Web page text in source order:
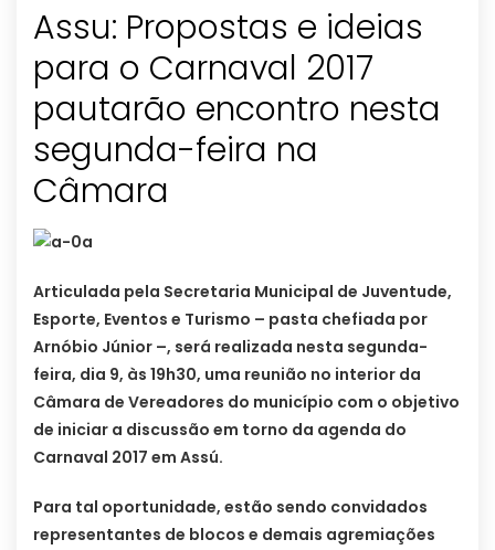
Assu: Propostas e ideias
para o Carnaval 2017
pautarão encontro nesta
segunda-feira na
Câmara
Articulada pela Secretaria Municipal de Juventude,
Esporte, Eventos e Turismo – pasta chefiada por
Arnóbio Júnior –, será realizada nesta segunda-
feira, dia 9, às 19h30, uma reunião no interior da
Câmara de Vereadores do município com o objetivo
de iniciar a discussão em torno da agenda do
Carnaval 2017 em Assú.
Para tal oportunidade, estão sendo convidados
representantes de blocos e demais agremiações